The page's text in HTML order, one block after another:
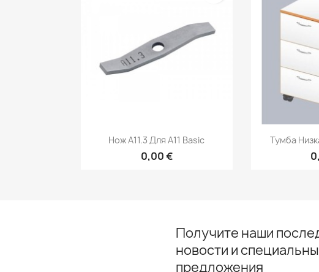
Быстрый просмотр
Нож A11.3 Для A11 Basic
0,00 €

Тумба
Получите наши
новости и
предложения